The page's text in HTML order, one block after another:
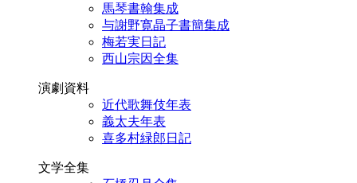
馬琴書翰集成
与謝野寛晶子書簡集成
梅若実日記
西山宗因全集
演劇資料
近代歌舞伎年表
義太夫年表
喜多村緑郎日記
文学全集